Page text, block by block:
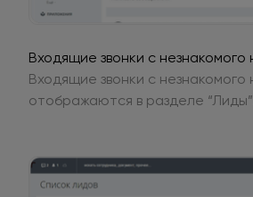
Входящие звонки с незнакомого
Входящие звонки с незнакомого
отображаются в разделе